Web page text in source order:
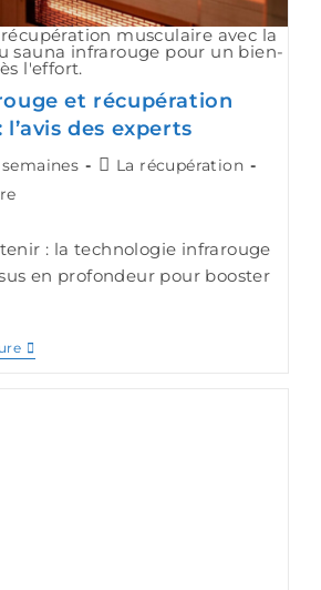
musculaire avec la
sauna infrarouge pour un bien-
l'effort.
et récupération
des experts
La récupération
: la technologie infrarouge
en profondeur pour booster